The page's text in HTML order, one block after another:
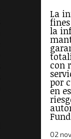
La
la
con
por
en
02